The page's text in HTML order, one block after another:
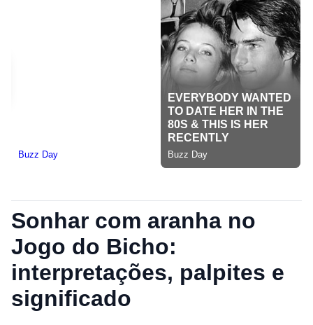
Sonhar com aranha no
Jogo do Bicho:
interpretações, palpites e
significado